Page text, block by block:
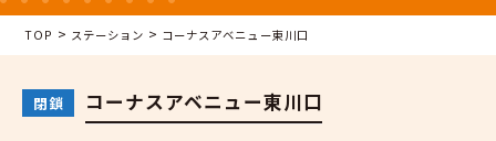
TOP > ステーション > コーナスアベニュー東川口
閉鎖 コーナスアベニュー東川口